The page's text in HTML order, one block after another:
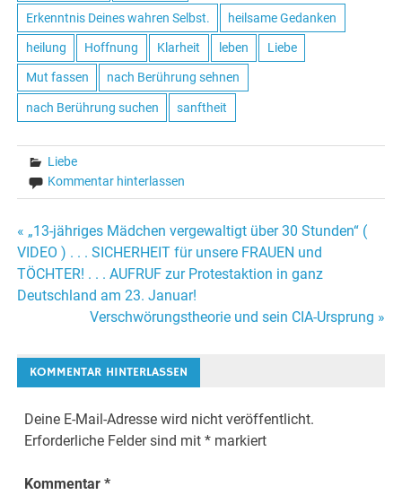
Erkenntnis Deines wahren Selbst. heilsame Gedanken
heilung Hoffnung Klarheit leben Liebe
Mut fassen nach Berührung sehnen
nach Berührung suchen sanftheit
Liebe
Kommentar hinterlassen
Beitrags-
Navigation
« „13-jähriges Mädchen vergewaltigt über 30 Stunden“ (
VIDEO ) . . . SICHERHEIT für unsere FRAUEN und
TÖCHTER! . . . AUFRUF zur Protestaktion in ganz
Deutschland am 23. Januar!
Verschwörungstheorie und sein CIA-Ursprung »
KOMMENTAR HINTERLASSEN
Deine E-Mail-Adresse wird nicht veröffentlicht.
Erforderliche Felder sind mit* markiert
Kommentar*